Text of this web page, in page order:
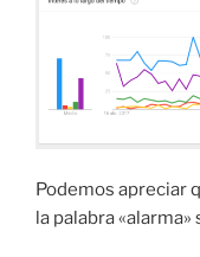
Podemos apreciar
la palabra